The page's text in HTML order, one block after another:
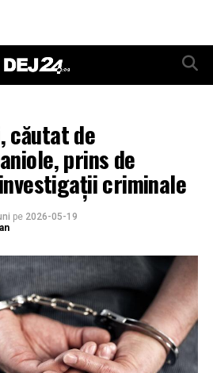
căutat de
prins de
criminale
pe 2026-05-19